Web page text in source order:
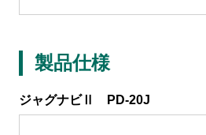
設定
お楽しみ機能
製品仕様
ジャグナビⅡ PD-20J